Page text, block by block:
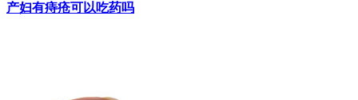
产妇有痔疮可以吃药吗